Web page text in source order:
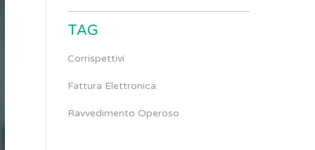
TAG
Corrispettivi
Fattura Elettronica
Ravvedimento Operoso